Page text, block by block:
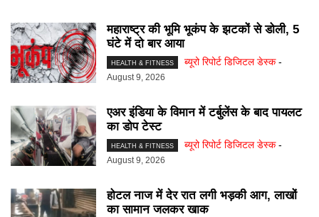
महाराष्ट्र की भूमि भूकंप के झटकों से डोली, 5
घंटे में दो बार आया
HEALTH & FITNESS ब्यूरो रिपोर्ट डिजिटल डेस्क -
August 9, 2026
एअर इंडिया के विमान में टर्बुलेंस के बाद पायलट
का डोप टेस्ट
HEALTH & FITNESS ब्यूरो रिपोर्ट डिजिटल डेस्क -
August 9, 2026
होटल नाज में देर रात लगी भड़की आग, लाखों
का सामान जलकर खाक